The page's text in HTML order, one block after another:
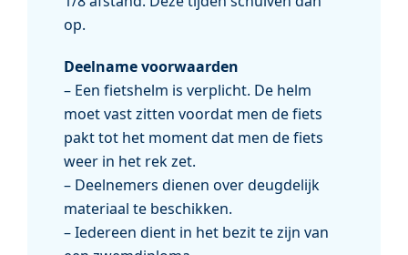
op.
Deelname voorwaarden
– Een fietshelm is verplicht. De helm
moet vast zitten voordat men de fiets
pakt tot het moment dat men de fiets
weer in het rek zet.
– Deelnemers dienen over deugdelijk
materiaal te beschikken.
– Iedereen dient in het bezit te zijn van